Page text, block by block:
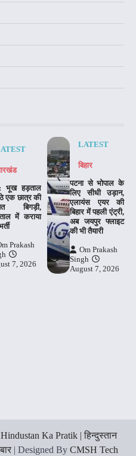
भूख हड़ताल
एक छात्र की
बिगड़ी,
में कराया
Prakash
7, 2026
LATEST
बिहार
पटना से भोपाल के
लिए सीधी उड़ान,
एलायंस एयर की
बिहार में पहली एंट्री,
अब जयपुर फ्लाइट
की भी तैयारी
Om Prakash
Singh
August 7, 2026
Ka Pratik | हिन्दुस्तान
| Designed By CMSH Tech